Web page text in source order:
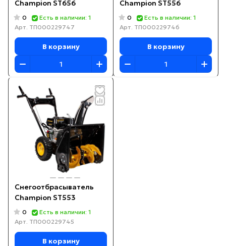
Champion ST656
0
Есть в наличии: 1
Арт. ТП000229747
В корзину
Champion ST556
0
Есть в наличии: 1
Арт. ТП000229746
В корзину
Снегоотбрасыватель
Champion ST553
0
Есть в наличии: 1
Арт. ТП000229745
В корзину